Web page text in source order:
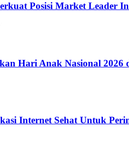
Posisi Market Leader
Hari Anak Nasional
Internet Sehat Untuk